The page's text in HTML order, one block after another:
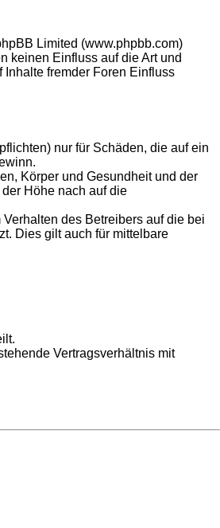
Limited (www.phpbb.com)
keinen Einfluss auf die Art und
fremder Foren Einfluss
nur für Schäden, die auf ein
Körper und Gesundheit und der
Höhe nach auf die
des Betreibers auf die bei
Dies gilt auch für mittelbare
Vertragsverhältnis mit